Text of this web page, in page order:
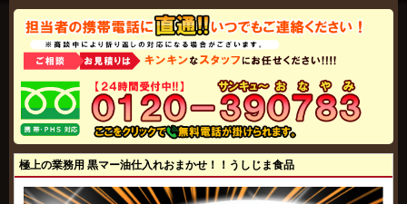
極上の業務用 黒マー油仕入れおまかせ！！うしじま食品